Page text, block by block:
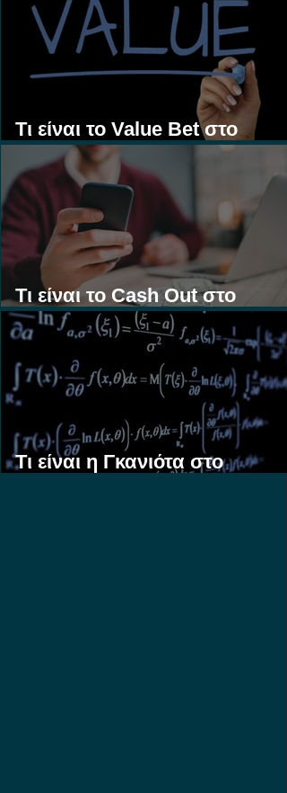
Τι είναι το Value Bet στο
Στοίχημα;
Τι είναι το Cash Out στο
Στοίχημα;
Τι είναι η Γκανιότα στο